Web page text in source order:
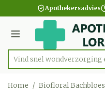
Ga naar de inhoudApothekersadvies
Menu
Product, merk,
Vind snel wondverzorging
Home / Biofloral